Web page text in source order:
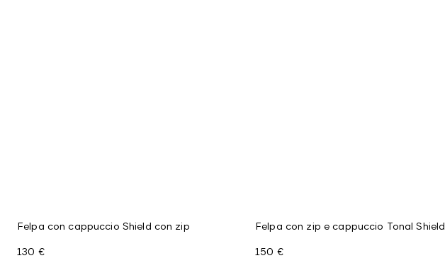
Felpa con cappuccio Shield con zip
130 €
Felpa con zip e cappuccio Tonal Shield
150 €